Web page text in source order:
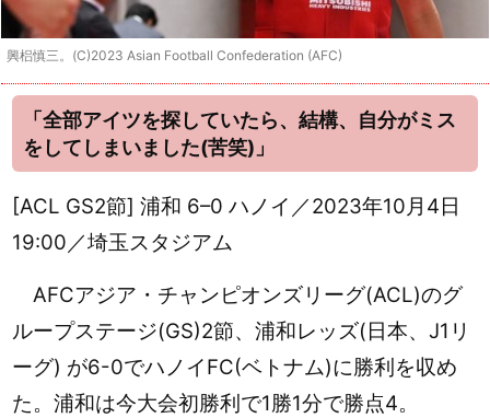
興梠慎三。(C)2023 Asian Football Confederation (AFC)
「全部アイツを探していたら、結構、自分がミス
をしてしまいました(苦笑)」
[ACL GS2節] 浦和 6–0 ハノイ／2023年10月4日
19:00／埼玉スタジアム
AFCアジア・チャンピオンズリーグ(ACL)のグ
ループステージ(GS)2節、浦和レッズ(日本、J1リ
ーグ) が6-0でハノイFC(ベトナム)に勝利を収め
た。浦和は今大会初勝利で1勝1分で勝点4。